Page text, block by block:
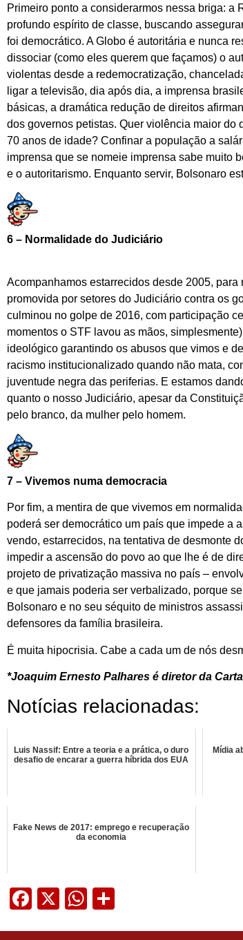
Primeiro ponto a considerarmos nessa briga: a
profundo espírito de classe, buscando
foi democrático. A Globo é autoritária e nunca
dissociar (como eles querem que façamos) o
violentas desde a redemocratização,
ligar a televisão, dia após dia, a imprensa
básicas, a dramática redução de direitos
dos governos petistas. Quer violência maior
70 anos de idade? Confinar a população a
imprensa que se nomeie imprensa sabe muito
e o autoritarismo. Enquanto servir, Bolsonaro
6 – Normalidade do Judiciário
Acompanhamos estarrecidos desde 2005,
promovida por setores do Judiciário contra os
culminou no golpe de 2016, com participação
momentos o STF lavou as mãos,
ideológico garantindo os abusos que vimos e
racismo institucionalizado quando não mata,
juventude negra das periferias. E estamos
quanto o nosso Judiciário, apesar da
pelo branco, da mulher pelo homem.
7 – Vivemos numa democracia
Por fim, a mentira de que vivemos em
poderá ser democrático um país que impede a
vendo, estarrecidos, na tentativa de desmonte
impedir a ascensão do povo ao que lhe é de
projeto de privatização massiva no país –
e que jamais poderia ser verbalizado, porque
Bolsonaro e no seu séquito de ministros
defensores da família brasileira.
É muita hipocrisia. Cabe a cada um de nós
*Joaquim Ernesto Palhares é diretor da
Notícias relacionadas:
Luis Nassif: Entre a teoria e a prática, o duro
desafio de encarar a guerra híbrida dos EUA
Mídia
Fake News de 2017: emprego e recuperação
da economia
Facebook
X WhatsApp